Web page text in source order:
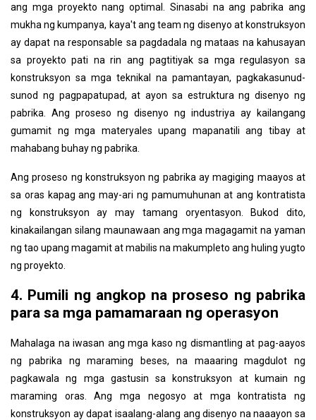
ang mga proyekto nang optimal. Sinasabi na ang pabrika ang
mukha ng kumpanya, kaya't ang team ng disenyo at konstruksyon
ay dapat na responsable sa pagdadala ng mataas na kahusayan
sa proyekto pati na rin ang pagtitiyak sa mga regulasyon sa
konstruksyon sa mga teknikal na pamantayan, pagkakasunud-
sunod ng pagpapatupad, at ayon sa estruktura ng disenyo ng
pabrika. Ang proseso ng disenyo ng industriya ay kailangang
gumamit ng mga materyales upang mapanatili ang tibay at
mahabang buhay ng pabrika.
Ang proseso ng konstruksyon ng pabrika ay magiging maayos at
sa oras kapag ang may-ari ng pamumuhunan at ang kontratista
ng konstruksyon ay may tamang oryentasyon. Bukod dito,
kinakailangan silang maunawaan ang mga magagamit na yaman
ng tao upang magamit at mabilis na makumpleto ang huling yugto
ng proyekto.
4. Pumili ng angkop na proseso ng pabrika
para sa mga pamamaraan ng operasyon
Mahalaga na iwasan ang mga kaso ng dismantling at pag-aayos
ng pabrika ng maraming beses, na maaaring magdulot ng
pagkawala ng mga gastusin sa konstruksyon at kumain ng
maraming oras. Ang mga negosyo at mga kontratista ng
konstruksyon ay dapat isaalang-alang ang disenyo na naaayon sa